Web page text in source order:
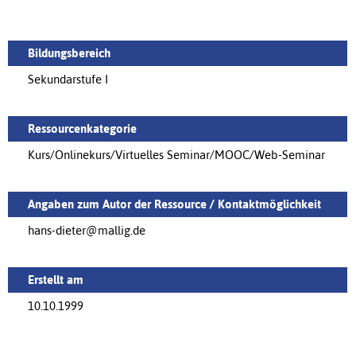
Bildungsbereich
Sekundarstufe I
Ressourcenkategorie
Kurs/Onlinekurs/Virtuelles Seminar/MOOC/Web-Seminar
Angaben zum Autor der Ressource / Kontaktmöglichkeit
hans-dieter@mallig.de
Erstellt am
10.10.1999